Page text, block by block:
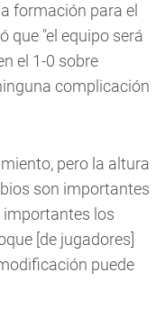
formación para el
que "el equipo será
el 1-0 sobre
complicación
pero la altura
son importantes
los
[de jugadores]
puede